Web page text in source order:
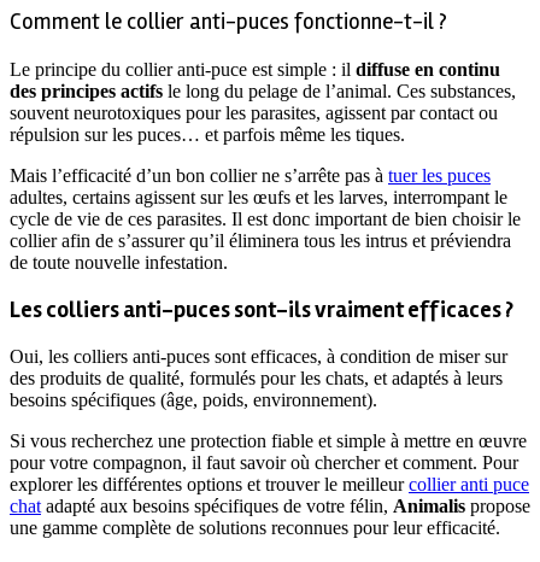
Comment le collier anti-puces fonctionne-t-il ?
Le principe du collier anti-puce est simple : il diffuse en continu
des principes actifs le long du pelage de l’animal. Ces substances,
souvent neurotoxiques pour les parasites, agissent par contact ou
répulsion sur les puces… et parfois même les tiques.
Mais l’efficacité d’un bon collier ne s’arrête pas à tuer les puces
adultes, certains agissent sur les œufs et les larves, interrompant le
cycle de vie de ces parasites. Il est donc important de bien choisir le
collier afin de s’assurer qu’il éliminera tous les intrus et préviendra
de toute nouvelle infestation.
Les colliers anti-puces sont-ils vraiment efficaces ?
Oui, les colliers anti-puces sont efficaces, à condition de miser sur
des produits de qualité, formulés pour les chats, et adaptés à leurs
besoins spécifiques (âge, poids, environnement).
Si vous recherchez une protection fiable et simple à mettre en œuvre
pour votre compagnon, il faut savoir où chercher et comment. Pour
explorer les différentes options et trouver le meilleurcollier anti puce
chat adapté aux besoins spécifiques de votre félin, Animalis propose
une gamme complète de solutions reconnues pour leur efficacité.